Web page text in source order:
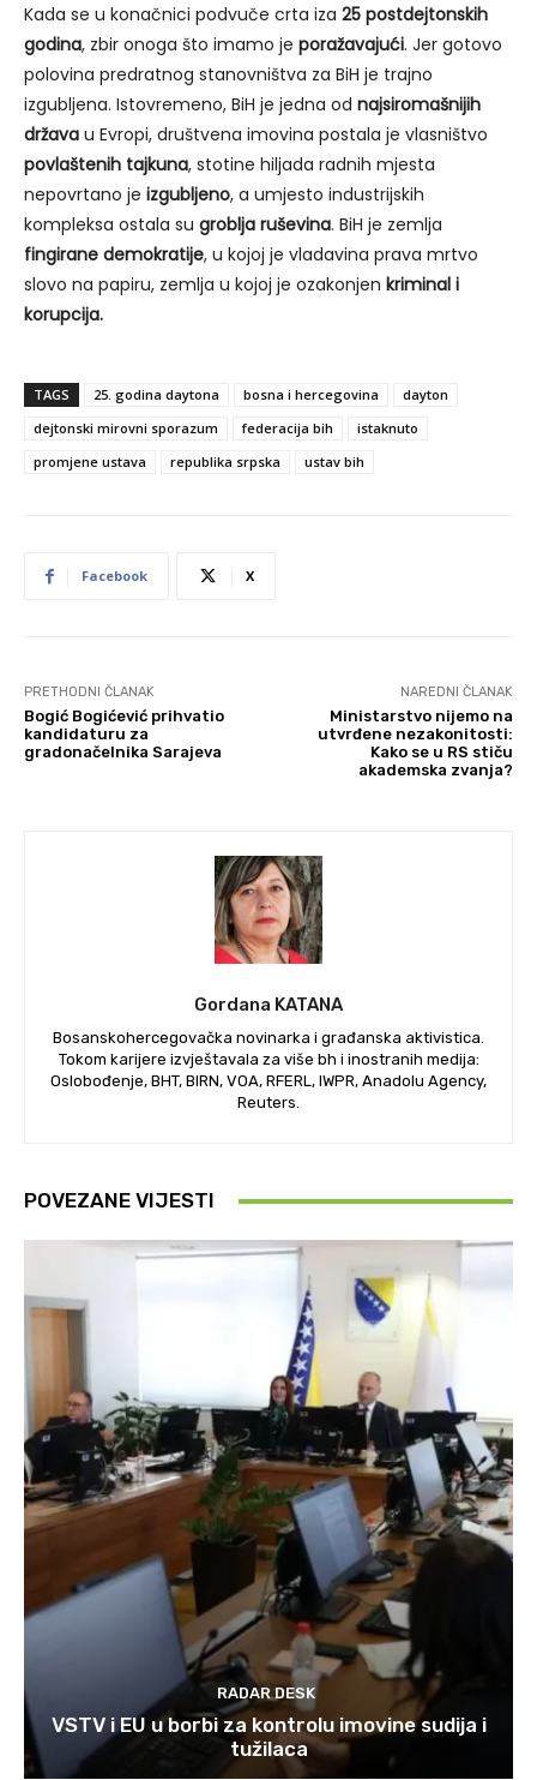
Kada se u konačnici podvuče crta iza 25 postdejtonskih
godina, zbir onoga što imamo je poražavajući. Jer gotovo
polovina predratnog stanovništva za BiH je trajno
izgubljena. Istovremeno, BiH je jedna od najsiromašnijih
država u Evropi, društvena imovina postala je vlasništvo
povlaštenih tajkuna, stotine hiljada radnih mjesta
nepovrtano je izgubljeno, a umjesto industrijskih
kompleksa ostala su groblja ruševina. BiH je zemlja
fingirane demokratije, u kojoj je vladavina prava mrtvo
slovo na papiru, zemlja u kojoj je ozakonjen kriminal i
korupcija.
TAGS 25. godina daytona bosna i hercegovina
dayton
dejtonski mirovni sporazum
federacija bih
istaknuto
promjene ustava
republika srpska ustav bih
Facebook X
PRETHODNI ČLANAK
Bogić Bogićević prihvatio
kandidaturu za
gradonačelnika Sarajeva
NAREDNI ČLANAK
Ministarstvo nijemo na
utvrđene nezakonitosti:
Kako se u RS stiču
akademska zvanja?
Gordana KATANA
Bosanskohercegovačka novinarka i građanska aktivistica.
Tokom karijere izvještavala za više bh i inostranih medija:
Oslobođenje, BHT, BIRN, VOA, RFERL, IWPR, Anadolu Agency,
Reuters.
POVEZANE VIJESTI
RADAR DESK
VSTV i EU u borbi za kontrolu imovine sudija i
tužilaca